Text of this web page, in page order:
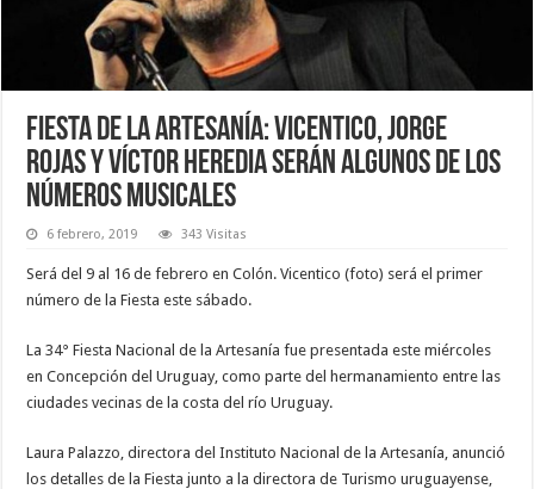
Fiesta de la Artesanía: Vicentico, Jorge
Rojas y Víctor Heredia serán algunos de los
números musicales
6 febrero, 2019 343 Visitas
Será del 9 al 16 de febrero en Colón. Vicentico (foto) será el primer
número de la Fiesta este sábado.
La 34° Fiesta Nacional de la Artesanía fue presentada este miércoles
en Concepción del Uruguay, como parte del hermanamiento entre las
ciudades vecinas de la costa del río Uruguay.
Laura Palazzo, directora del Instituto Nacional de la Artesanía, anunció
los detalles de la Fiesta junto a la directora de Turismo uruguayense,